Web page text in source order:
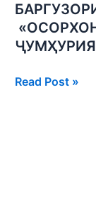
Read Post »